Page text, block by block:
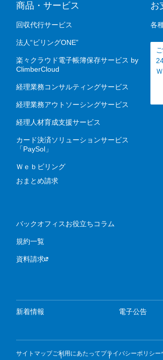
商品・サービス
回収代行サービス
法人“ビリングONE”
楽々クラウド電子帳簿保存サービス by
ClimberCloud
経理業務コンサルティングサービス
経理業務アウトソーシングサービス
経理人材育成支援サービス
カード決済ソリューションサービス
「PaySol」
Ｗｅｂビリング
おまとめ請求
バックオフィスお役立ちコラム
規約一覧
資料請求
お
各
新着情報 電子公告
サイトマップご利用にあたってプライバシーポリシー